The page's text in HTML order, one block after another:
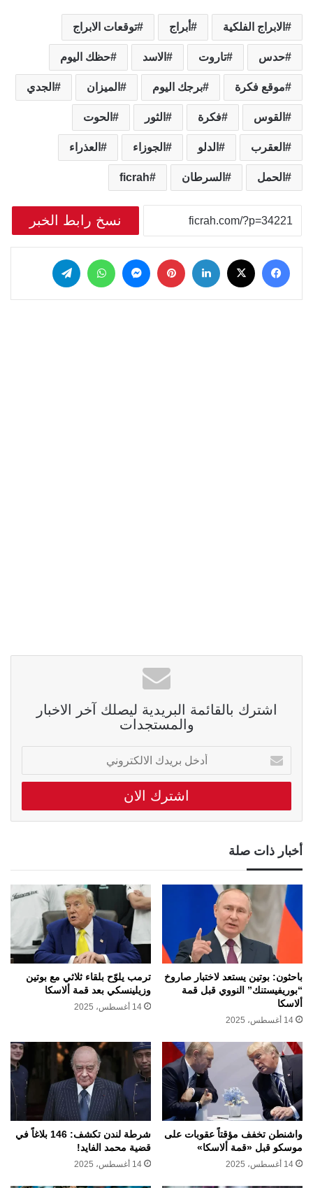
الابراج الفلكية أبراج توقعات الابراج
حدس تاروت الاسد حظك اليوم
موقع فكرة برجك اليوم الميزان الجدي
القوس فكرة الثور الحوت
العقرب الدلو الجوزاء العذراء
الحمل السرطان ficrah
نسخ رابط الخبر
فيسبوك لينكدإن بينتيريست
ماسنجر واتساب
اشترك بالقائمة البريدية ليصلك آخر الاخبار
والمستجدات
أدخل
بريدك
الالكتروني
أخبار ذات صلة
باحثون: بوتين يستعد لاختبار صاروخ
“بوريفيستنك” النووي قبل قمة
ألاسكا
14 أغسطس، 2025
ترمب يلوّح بلقاء ثلاثي مع بوتين
وزيلينسكي بعد قمة ألاسكا
14 أغسطس، 2025
واشنطن تخفف مؤقتاً عقوبات على
موسكو قبل «قمة ألاسكا»
14 أغسطس، 2025
شرطة لندن تكشف: 146 بلاغاً في
قضية محمد الفايد!
14 أغسطس، 2025